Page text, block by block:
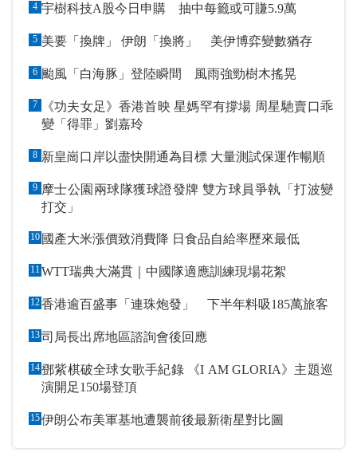
4 宇樹科技A股今日申購 抽中每籤或可賺5.9萬
5 美要「換牌」 伊朗「換將」 美伊博弈變數猶存
6 颱風「白海豚」登陸瞬間 風雨強勁樹木搖晃
7
《功夫女足》香港首映 星媽罕有撐場 周星馳賣口乖
變「得罪」劉嘉玲
8 新皇崗口岸以盡快開通為目標 大量測試保運作暢順
9 摩士公園兩球隊獲球證發牌 雙方球員爭執「打波變
打交」
10 國產大米漲價致消費降 日食品自給率歷來最低
11WTT瑞典大滿貫｜中國隊適應訓練現場花絮
12香港逾百盛事「連珠炮發」 下半年料吸185萬旅客
13司局長出席地區諮詢會後回應
14鄧紫棋破全球女歌手紀錄 《I AM GLORIA》主題巡
演開足150場登頂
15伊朗公布美軍基地遭襲前後最新衛星對比圖